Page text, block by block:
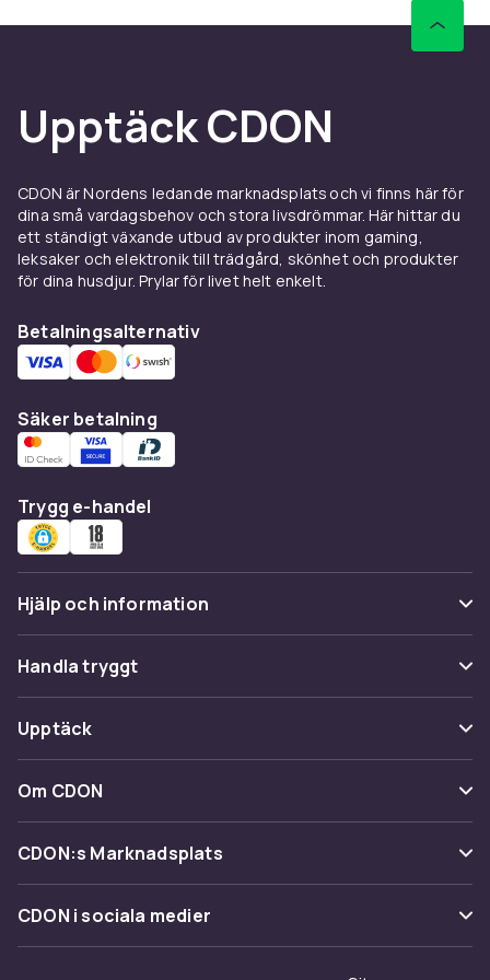
Upptäck CDON
CDON är Nordens ledande marknadsplats och vi finns här för
dina små vardagsbehov och stora livsdrömmar. Här hittar du
ett ständigt växande utbud av produkter inom gaming,
leksaker och elektronik till trädgård, skönhet och produkter
för dina husdjur. Prylar för livet helt enkelt.
Betalningsalternativ
Säker betalning
Trygg e-handel
Hjälp och information
Vanliga frågor
Spåra paket
Ångra & Returnera här
Kundservice
Handla tryggt
Betalning
Leverans
Återkallelser
Upptäck
Kategorier
Varumärken
Shopit.se
Om CDON
Om oss
Kundrecensioner
CDON:s Marknadsplats
Sälj på CDON
Bli affiliate
CDON i sociala medier